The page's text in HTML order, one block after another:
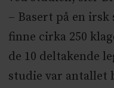
– Basert på en
finne cirka 250
de 10 deltakende
studie var antallet